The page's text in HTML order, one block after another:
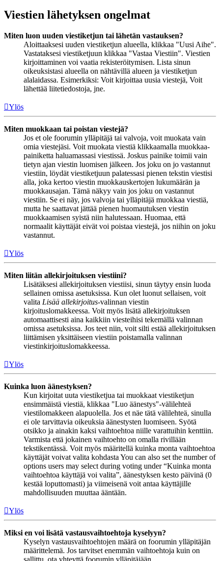
Viestien lähetyksen ongelmat
Miten luon uuden viestiketjun tai lähetän vastauksen?
Aloittaaksesi uuden viestiketjun alueella, klikkaa "Uusi Aihe".
Vastataksesi viestiketjuun klikkaa "Vastaa Viestiin". Viestien
kirjoittaminen voi vaatia rekisteröitymisen. Lista sinun
oikeuksistasi alueella on nähtävillä alueen ja viestiketjun
alalaidassa. Esimerkiksi: Voit kirjoittaa uusia viestejä, Voit
lähettää liitetiedostoja, jne.
Ylös
Miten muokkaan tai poistan viestejä?
Jos et ole foorumin ylläpitäjä tai valvoja, voit muokata vain
omia viestejäsi. Voit muokata viestiä klikkaamalla muokkaa-
painiketta haluamassasi viestissä. Joskus painike toimii vain
tietyn ajan viestin luomisen jälkeen. Jos joku on jo vastannut
viestiin, löydät viestiketjuun palatessasi pienen tekstin viestisi
alla, joka kertoo viestin muokkauskertojen lukumäärän ja
muokkausajan. Tämä näkyy vain jos joku on vastannut
viestiin. Se ei näy, jos valvoja tai ylläpitäjä muokkaa viestiä,
mutta he saattavat jättää pienen huomautuksen viestin
muokkaamisen syistä niin halutessaan. Huomaa, että
normaalit käyttäjät eivät voi poistaa viestejä, jos niihin on joku
vastannut.
Ylös
Miten liitän allekirjoituksen viestiini?
Lisätäksesi allekirjoituksen viestiisi, sinun täytyy ensin luoda
sellainen omissa asetuksissa. Kun olet luonut sellaisen, voit
valita Lisää allekirjoitus-valinnan viestin
kirjoituslomakkeessa. Voit myös lisätä allekirjoituksen
automaattisesti aina kaikkiin viesteihisi tekemällä valinnan
omissa asetuksissa. Jos teet niin, voit silti estää allekirjoituksen
liittämisen yksittäiseen viestiin poistamalla valinnan
viestinkirjoituslomakkeessa.
Ylös
Kuinka luon äänestyksen?
Kun kirjoitat uuta viestiketjua tai muokkaat viestiketjun
ensimmäistä viestiä, klikkaa "Luo äänestys"-välilehteä
viestilomakkeen alapuolella. Jos et näe tätä välilehteä, sinulla
ei ole tarvittavia oikeuksia äänestysten luomiseen. Syötä
otsikko ja ainakin kaksi vaihtoehtoa niille varattuihin kenttiin.
Varmista että jokainen vaihtoehto on omalla rivillään
tekstikentässä. Voit myös määritellä kuinka monta vaihtoehtoa
käyttäjät voivat valita kohdasta You can also set the number of
options users may select during voting under “Kuinka monta
vaihtoehtoa käyttäjä voi valita”, äänestyksen kesto päivinä (0
kestää loputtomasti) ja viimeisenä voit antaa käyttäjille
mahdollisuuden muuttaa ääntään.
Ylös
Miksi en voi lisätä vastausvaihtoehtoja kyselyyn?
Kyselyn vastausvaihtoehtojen määrä on foorumin ylläpitäjän
määrittelemä. Jos tarvitset enemmän vaihtoehtoja kuin on
sallittu, ota yhteyttä foorumin ylläpitäjään.